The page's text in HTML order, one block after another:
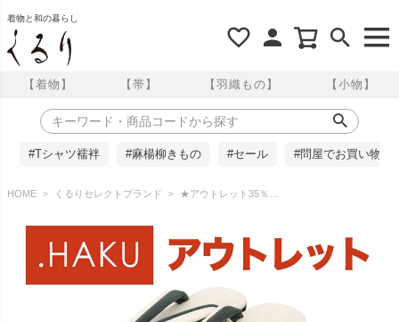
着物と和の暮らし
【着物】 【帯】 【羽織もの】 【小物】
#Tシャツ襦袢 #麻楊柳きもの #セール #問屋でお買い物
HOME くるりセレクトブランド ★アウトレット35％OFF！★ LLサイズ＜2＞【.HAKU】 痛くない草履